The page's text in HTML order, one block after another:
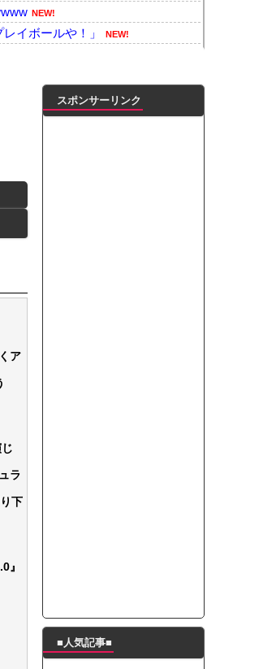
NEW!
イボールや！」 NEW!
母親「あんたぁ…」←こうい...
ゃくえむ。などがKindl... NEW!
んでもない事』をしてし...
ｗｗｗｗｗｗｗｗｗｗ...
イート聞くやつ...
いー？」ﾊﾟｼｬ
ない【梅咲遥】
ひたすら自民批判！」...
域へｗｗｗｗｗｗ
ｗｗｗｗ
ア
ラ
下
』
スポンサーリンク
■人気記事■